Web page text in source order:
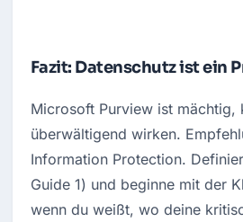
Fazit: Datenschutz ist ein
Microsoft Purview ist mächtig,
überwältigend wirken.
Information Protection.
Guide 1) und beginne mit der
wenn du weißt, wo deine